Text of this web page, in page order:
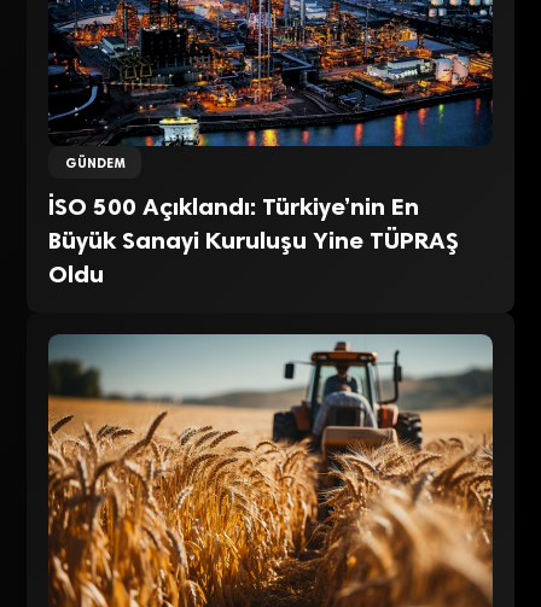
GÜNDEM
İSO 500 Açıklandı: Türkiye’nin En
Büyük Sanayi Kuruluşu Yine TÜPRAŞ
Oldu